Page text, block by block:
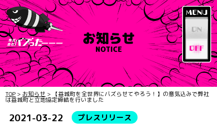
お知らせ
NOTICE
TOP > お知らせ > 【益城町を全世界にバズらせてやろう！】の意気込みで弊社
は益城町と立地協定締結を行いました
2021-03-22 プレスリリース